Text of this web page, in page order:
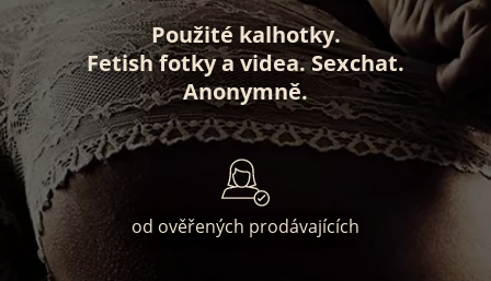
Použité kalhotky.
Fetish fotkyavidea.Sexchat.
Anonymně.
od ověřených prodávajících